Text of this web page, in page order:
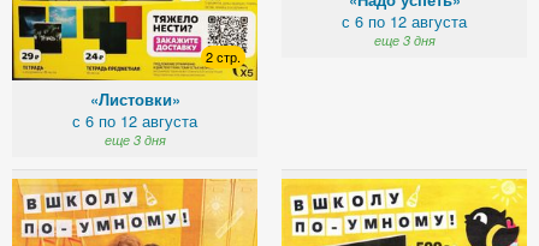
2 стр.
«Листовки»
с 6 по 12 августа
еще 3 дня
с 6 по 12 августа
еще 3 дня